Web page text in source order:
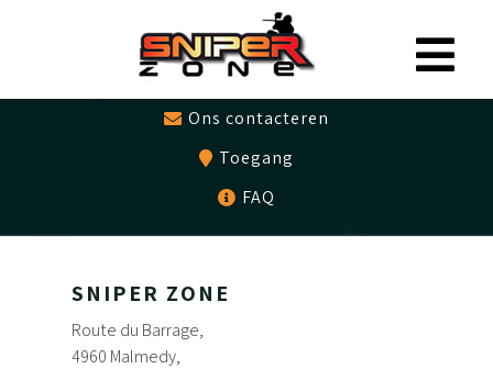
0497479786
Cadeaubon
Ons contacteren
Toegang
FAQ
SNIPER ZONE
Route du Barrage,
4960 Malmedy,